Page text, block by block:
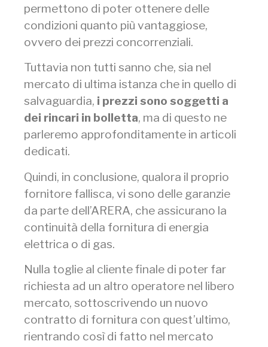
permettono di poter ottenere delle
condizioni quanto più vantaggiose,
ovvero dei prezzi concorrenziali.
Tuttavia non tutti sanno che, sia nel
mercato di ultima istanza che in quello di
salvaguardia, i prezzi sono soggetti a
dei rincari in bolletta, ma di questo ne
parleremo approfonditamente in articoli
dedicati.
Quindi, in conclusione, qualora il proprio
fornitore fallisca, vi sono delle garanzie
da parte dell’ARERA, che assicurano la
continuità della fornitura di energia
elettrica o di gas.
Nulla toglie al cliente finale di poter far
richiesta ad un altro operatore nel libero
mercato, sottoscrivendo un nuovo
contratto di fornitura con quest’ultimo,
rientrando così di fatto nel mercato